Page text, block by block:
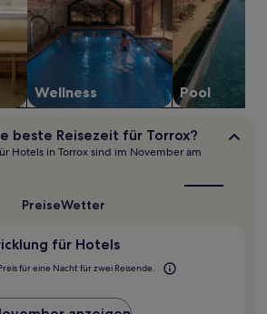
Wellness Pool
beste Reisezeit für Torrox?
Hotels in Torrox sind im November am
PreiseWetter
für Hotels
für eine Nacht für zwei Reisende.